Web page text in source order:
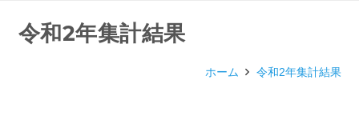
令和2年集計結果
ホーム 令和2年集計結果